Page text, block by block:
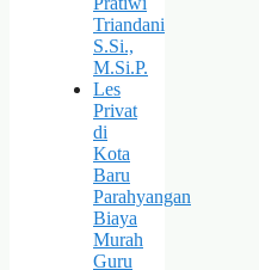
Triandani
S.Si.,
M.Si.P.
Les
Privat
di
Kota
Baru
Parahyangan
Biaya
Murah
Guru